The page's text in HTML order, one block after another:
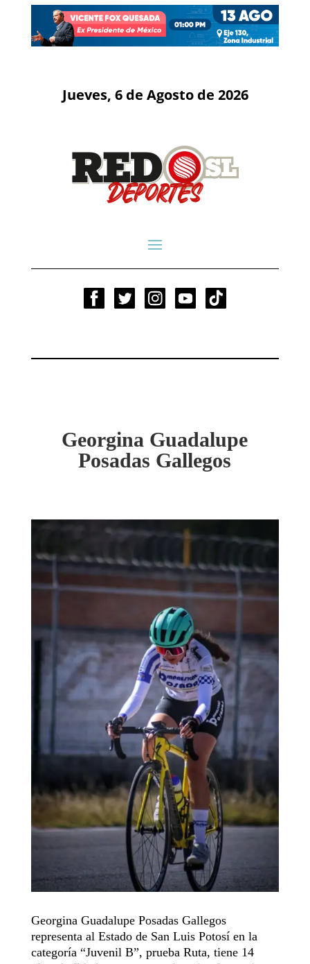
Jueves, 6 de Agosto de 2026
Georgina Guadalupe
Posadas Gallegos
Georgina Guadalupe Posadas Gallegos
representa al Estado de San Luis Potosí en la
categoría “Juvenil B”, prueba Ruta, tiene 14